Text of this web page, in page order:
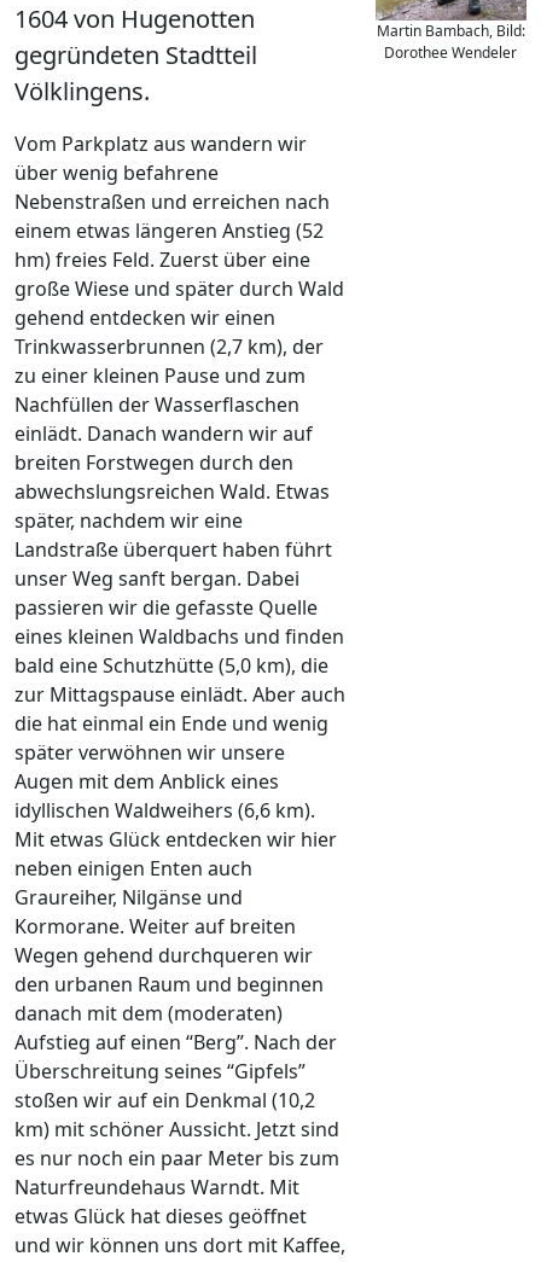
1604 von Hugenotten
gegründeten Stadtteil
Völklingens.
Vom Parkplatz aus wandern wir
über wenig befahrene
Nebenstraßen und erreichen nach
einem etwas längeren Anstieg (52
hm) freies Feld. Zuerst über eine
große Wiese und später durch Wald
gehend entdecken wir einen
Trinkwasserbrunnen (2,7 km), der
zu einer kleinen Pause und zum
Nachfüllen der Wasserflaschen
einlädt. Danach wandern wir auf
breiten Forstwegen durch den
abwechslungsreichen Wald. Etwas
später, nachdem wir eine
Landstraße überquert haben führt
unser Weg sanft bergan. Dabei
passieren wir die gefasste Quelle
eines kleinen Waldbachs und finden
bald eine Schutzhütte (5,0 km), die
zur Mittagspause einlädt. Aber auch
die hat einmal ein Ende und wenig
später verwöhnen wir unsere
Augen mit dem Anblick eines
idyllischen Waldweihers (6,6 km).
Mit etwas Glück entdecken wir hier
neben einigen Enten auch
Graureiher, Nilgänse und
Kormorane. Weiter auf breiten
Wegen gehend durchqueren wir
den urbanen Raum und beginnen
danach mit dem (moderaten)
Aufstieg auf einen “Berg”. Nach der
Überschreitung seines “Gipfels”
stoßen wir auf ein Denkmal (10,2
km) mit schöner Aussicht. Jetzt sind
es nur noch ein paar Meter bis zum
Naturfreundehaus Warndt. Mit
etwas Glück hat dieses geöffnet
und wir können uns dort mit Kaffee,
Martin Bambach, Bild:
Dorothee Wendeler